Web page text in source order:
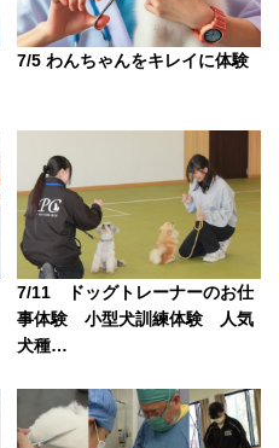
7/5 わんちゃんをキレイに体験
7/11 ドッグトレーナーのお仕
事体験 小型犬訓練体験 人気
犬種…